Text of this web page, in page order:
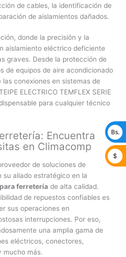
de cables, la identificación de
de aislamientos dañados.
donde la precisión y la
aislamiento eléctrico deficiente
graves. Desde la protección de
de equipos de aire acondicionado
conexiones en sistemas de
ELECTRICO TEMFLEX SERIE
para cualquier técnico
Encuentra
en Climacomp
de soluciones de
su aliado estratégico en la
ferretería de alta calidad.
de repuestos confiables es
sus operaciones en
interrupciones. Por eso,
una amplia gama de
eléctricos, conectores,
mucho más.
Bs.
$